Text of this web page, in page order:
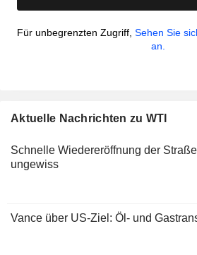
Für unbegrenzten Zugriff, Sehen Sie
an.
Aktuelle Nachrichten zu WTI
Schnelle Wiedereröffnung der
ungewiss
Vance über US-Ziel: Öl- und